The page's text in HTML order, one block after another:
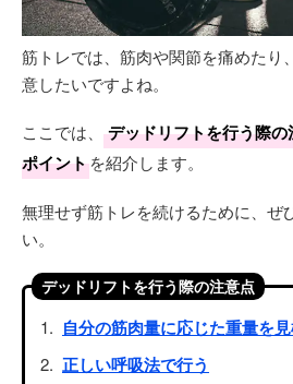
筋トレでは、筋肉や関節を痛めたり
意したいですよね。
ここでは、
デッドリフトを行う際
ポイントを紹介します。
無理せず筋トレを続けるために、ぜ
い。
デッドリフトを行う際の注意点
自分の筋肉量に応じた重量を
正しい呼吸法で行う